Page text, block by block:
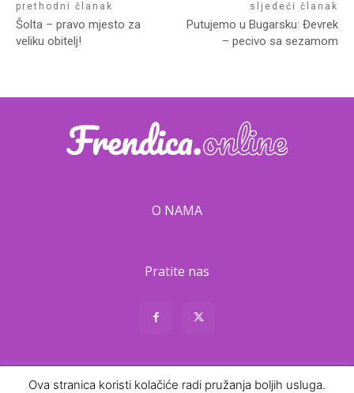
prethodni članak
Šolta – pravo mjesto za
veliku obitelj!
sljedeći članak
Putujemo u Bugarsku: Đevrek
– pecivo sa sezamom
O NAMA
Pratite nas
About Contact
Ova stranica koristi kolačiće radi pružanja boljih usluga.